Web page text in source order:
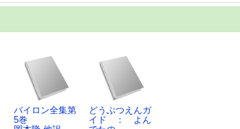
バイロン全集第
5巻
どうぶつえんガ
イド ： よん